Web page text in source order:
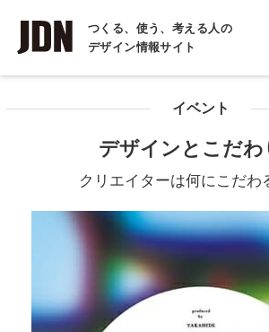
つくる、使う、考える人の
デザイン情報サイト
INTERVIEW
インタビュー
COLUMN
イベント
デザインとこだわ
クリエイターは何にこだわ